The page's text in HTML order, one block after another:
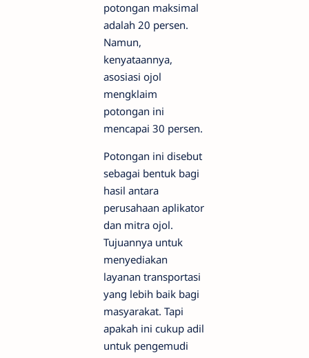
potongan maksimal
adalah 20 persen.
Namun,
kenyataannya,
asosiasi ojol
mengklaim
potongan ini
mencapai 30 persen.
Potongan ini disebut
sebagai bentuk bagi
hasil antara
perusahaan aplikator
dan mitra ojol.
Tujuannya untuk
menyediakan
layanan transportasi
yang lebih baik bagi
masyarakat. Tapi
apakah ini cukup adil
untuk pengemudi